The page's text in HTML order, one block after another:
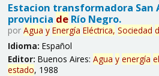
Estacion transformadora San
provincia deRío Negro.
por Agua y Energía Eléctrica, Sociedad
Idioma: Español
Editor: Buenos Aires: Agua y energía
estado, 1988